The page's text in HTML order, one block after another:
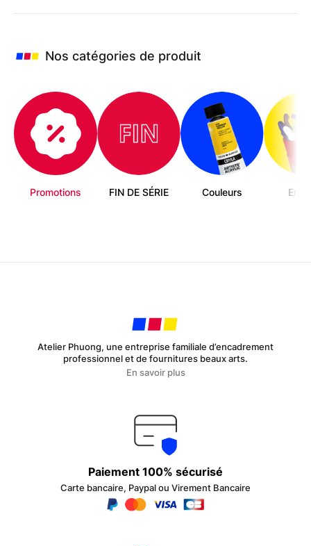
Nos catégories de produit
Promotions FIN DE SÉRIE Couleurs
Atelier Phuong, une entreprise familiale d’encadrement
professionnel et de fournitures beaux arts.
En savoir plus
Paiement 100% sécurisé
Carte bancaire, Paypal ou Virement Bancaire